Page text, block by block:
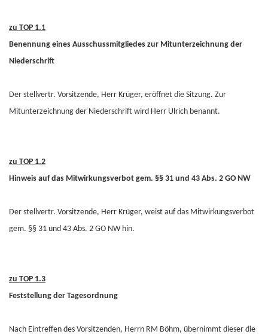
zu TOP 1.1
Benennung eines Ausschussmitgliedes zur Mitunterzeichnung der
Niederschrift
Der stellvertr. Vorsitzende, Herr Krüger, eröffnet die Sitzung. Zur
Mitunterzeichnung der Niederschrift wird Herr Ulrich benannt.
zu TOP 1.2
Hinweis auf das Mitwirkungsverbot gem. §§ 31 und 43 Abs. 2 GO NW
Der stellvertr. Vorsitzende, Herr Krüger, weist auf das Mitwirkungsverbot
gem. §§ 31 und 43 Abs. 2 GO NW hin.
zu TOP 1.3
Feststellung der Tagesordnung
Nach Eintreffen des Vorsitzenden, Herrn RM Böhm, übernimmt dieser die